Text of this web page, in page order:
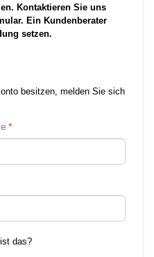
Kontaktieren Sie uns
Ein Kundenberater
setzen.
besitzen, melden Sie sich
*
das?